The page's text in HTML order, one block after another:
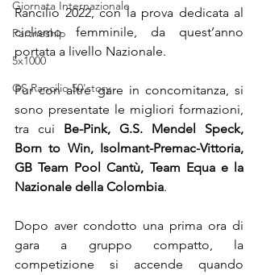
Giornata Internazionale
Partneship
5x1000
GS Rancilio 50'story
Rancilio 2022, con la prova dedicata al
ciclismo femminile, da quest’anno
portata a livello Nazionale.
Pur con altre gare in concomitanza, si
sono presentate le migliori formazioni,
tra cui Be-Pink, G.S. Mendel Speck,
Born to Win, Isolmant-Premac-Vittoria,
GB Team Pool Cantù, Team Equa e la
Nazionale della Colombia.
Dopo aver condotto una prima ora di
gara a gruppo compatto, la
competizione si accende quando